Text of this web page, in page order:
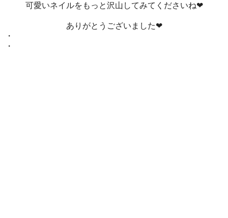
可愛いネイルをもっと沢山してみてくださいね❤
ありがとうございました❤
・
・